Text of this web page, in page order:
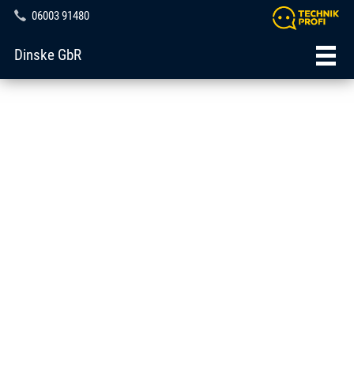
06003 91480
Dinske GbR